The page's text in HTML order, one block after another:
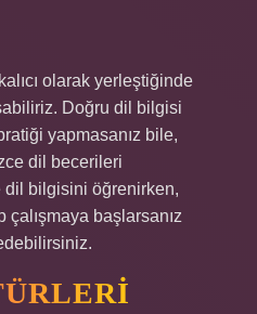
olarak yerleştiğinde
Doğru dil bilgisi
yapmasanız bile,
dil becerileri
bilgisini öğrenirken,
çalışmaya başlarsanız